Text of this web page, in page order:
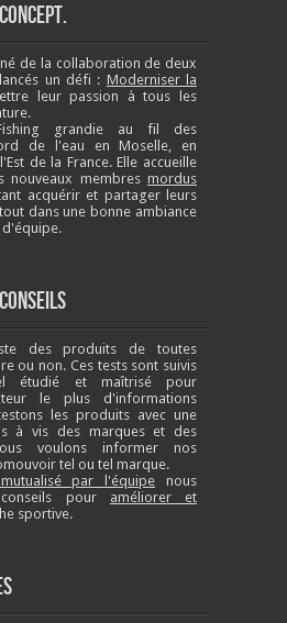
de la collaboration de deux
un défi : Moderniser la
leur passion à tous les
grandie au fil des
de l'eau en Moselle, en
de la France. Elle accueille
nouveaux membres mordus
acquérir et partager leurs
dans une bonne ambiance
d'équipe.
des produits de toutes
ou non. Ces tests sont suivis
étudié et maîtrisé pour
le plus d'informations
les produits avec une
à vis des marques et des
voulons informer nos
tel ou tel marque.
par l'équipe nous
pour améliorer et
sportive.